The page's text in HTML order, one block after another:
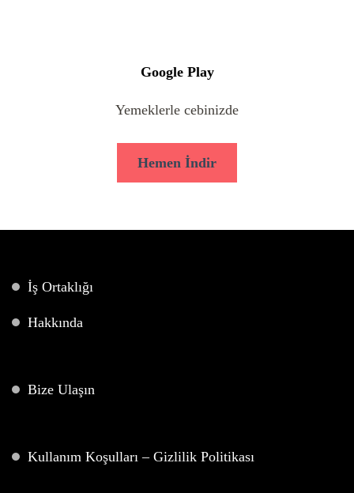
Google Play
Yemeklerle cebinizde
Hemen İndir
İş Ortaklığı
Hakkında
Bize Ulaşın
Kullanım Koşulları – Gizlilik Politikası